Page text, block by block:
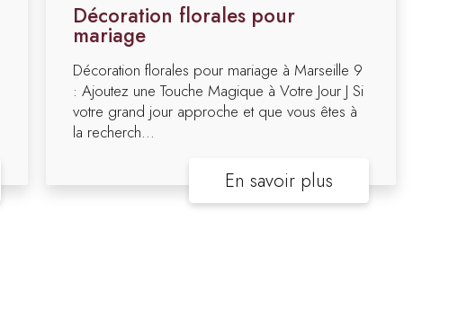
Décoration florales pour
mariage
Décoration florales pour mariage à Marseille 9
: Ajoutez une Touche Magique à Votre Jour J Si
votre grand jour approche et que vous êtes à
la recherch...
En savoir plus